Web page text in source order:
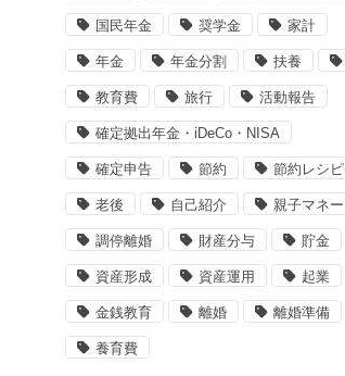
国民年金 奨学金 家計
年金 年金分割 扶養
教育費 旅行 活動報告
確定拠出年金・iDeCo・NISA
確定申告 節約 節約レシピ
老後 自己紹介 親子マネー
調停離婚 財産分与 貯金
資産形成 資産運用 起業
金銭教育 離婚 離婚準備
養育費